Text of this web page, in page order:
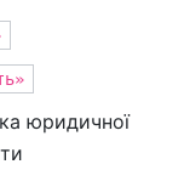
юридичної